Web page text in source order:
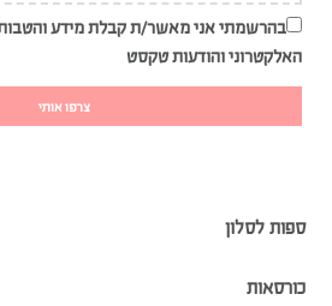
בהרשמתי אני מאשר/ת קבלת מידע
האלקטרוני והודעות טקסט
צרפו אותי
ספות לסלון
כורסאות